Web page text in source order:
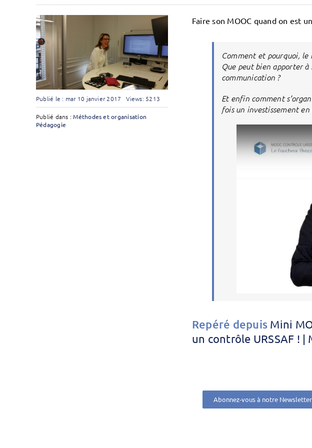
Publié le : mar 10 janvier 2017 Views: 5213
Publié dans :Méthodes et organisation
Pédagogie
Faire son MOOC quand on est
Comment et pourquoi, le
Que peut bien apporter
communication ?
Et enfin comment
fois un investissement
Repéré depuis Mini
un contrôle URSSAF ! |
Abonnez-vous à notre Newsletter